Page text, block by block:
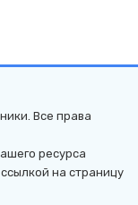
Все права
ресурса
на страницу